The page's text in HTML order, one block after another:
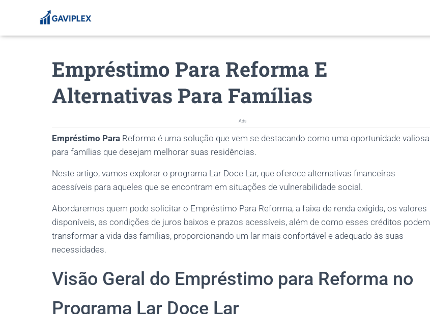
Empréstimo Para Reforma E
Alternativas Para Famílias
Ads
Empréstimo Para Reforma é uma solução que vem se destacando como uma oportunidade valiosa
para famílias que desejam melhorar suas residências.
Neste artigo, vamos explorar o programa Lar Doce Lar, que oferece alternativas financeiras
acessíveis para aqueles que se encontram em situações de vulnerabilidade social.
Abordaremos quem pode solicitar o Empréstimo Para Reforma, a faixa de renda exigida, os valores
disponíveis, as condições de juros baixos e prazos acessíveis, além de como esses créditos podem
transformar a vida das famílias, proporcionando um lar mais confortável e adequado às suas
necessidades.
Visão Geral do Empréstimo para Reforma no
Programa Lar Doce Lar